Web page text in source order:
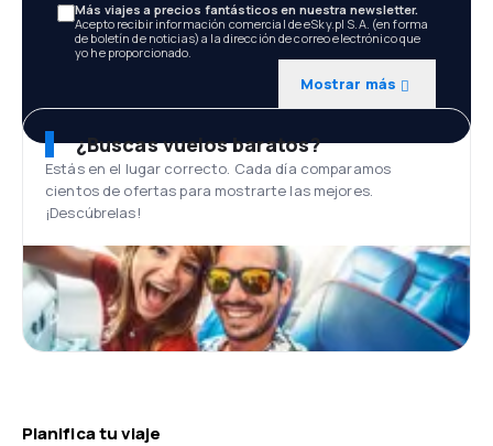
Más viajes a precios fantásticos en nuestra newsletter.
Acepto recibir información comercial de eSky.pl S.A. (en forma
de boletín de noticias) a la dirección de correo electrónico que
yo he proporcionado.
Mostrar más
¿Buscas vuelos baratos?
Estás en el lugar correcto. Cada día comparamos
cientos de ofertas para mostrarte las mejores.
¡Descúbrelas!
Planifica tu viaje